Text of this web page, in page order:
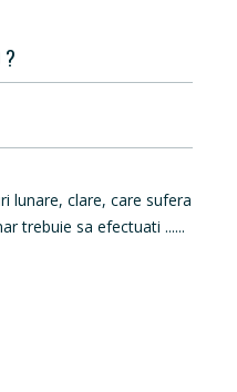
?
lunare, clare, care sufera
trebuie sa efectuati ......